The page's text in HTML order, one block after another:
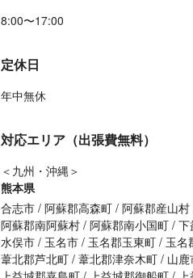
8:00〜17:00
定休日
年中無休
対応エリア（出張費無料）
＜九州・沖縄＞
熊本県
合志市 阿蘇郡高森町 阿蘇郡産山村
阿蘇郡南阿蘇村 阿蘇郡南小国町 下
水俣市
玉名市 玉名郡玉東町 玉名
葦北郡芦北町 葦北郡津奈木町 山鹿